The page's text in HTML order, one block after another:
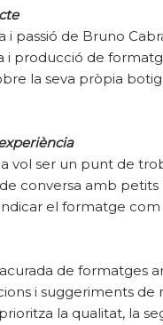
i passió de Bruno
i producció de
la seva pròpia
vol ser un punt de
conversa amb
el formatge
de formatges
i suggeriments
la qualitat, la